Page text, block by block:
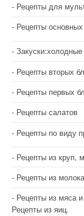
Рецепты для
Рецепты
Закуски:холодные
Рецепты вторых
Рецепты первых
Рецепты салатов
Рецепты по виду
Рецепты из круп,
Рецепты из
Рецепты из мяса
Рецепты из яиц.